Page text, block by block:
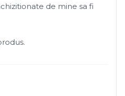
de mine sa fi